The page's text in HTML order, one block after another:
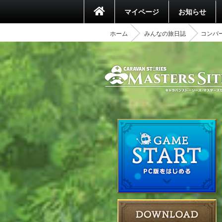
マイページ お知らせ
ホーム みんなの旅日誌 コンバ